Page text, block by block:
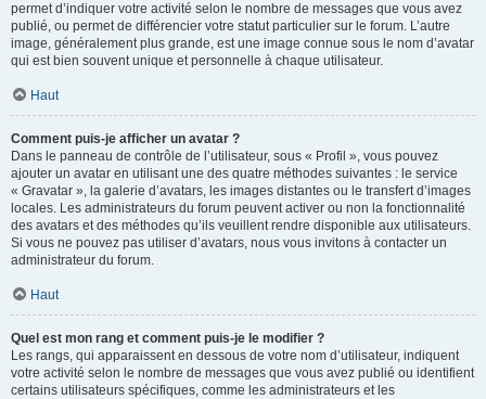
permet d’indiquer votre activité selon le nombre de messages que vous avez
publié, ou permet de différencier votre statut particulier sur le forum. L’autre
image, généralement plus grande, est une image connue sous le nom d’avatar
qui est bien souvent unique et personnelle à chaque utilisateur.
Haut
Comment puis-je afficher un avatar ?
Dans le panneau de contrôle de l’utilisateur, sous « Profil », vous pouvez
ajouter un avatar en utilisant une des quatre méthodes suivantes : le service
« Gravatar », la galerie d’avatars, les images distantes ou le transfert d’images
locales. Les administrateurs du forum peuvent activer ou non la fonctionnalité
des avatars et des méthodes qu’ils veuillent rendre disponible aux utilisateurs.
Si vous ne pouvez pas utiliser d’avatars, nous vous invitons à contacter un
administrateur du forum.
Haut
Quel est mon rang et comment puis-je le modifier ?
Les rangs, qui apparaissent en dessous de votre nom d’utilisateur, indiquent
votre activité selon le nombre de messages que vous avez publié ou identifient
certains utilisateurs spécifiques, comme les administrateurs et les